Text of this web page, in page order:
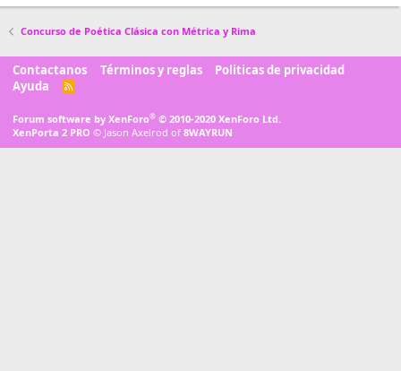
Concurso de Poética Clásica con Métrica y Rima
Contactanos Términos y reglas
Politicas de privacidad
Ayuda
R
Forum software by XenForo® © 2010-2020 XenForo Ltd.
XenPorta 2 PRO © Jason Axelrod of 8WAYRUN